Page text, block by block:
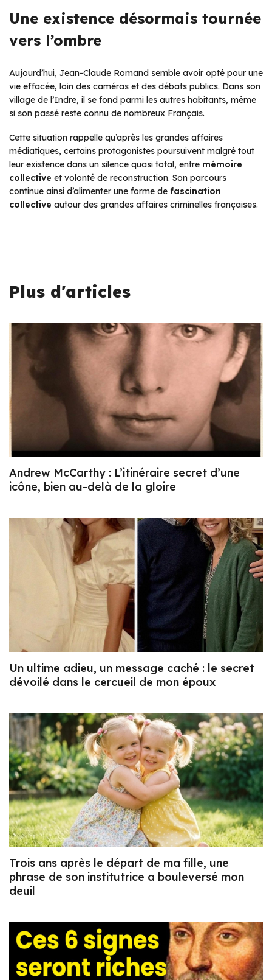
Une existence désormais tournée
vers l’ombre
Aujourd’hui, Jean-Claude Romand semble avoir opté pour une
vie effacée, loin des caméras et des débats publics. Dans son
village de l’Indre, il se fond parmi les autres habitants, même
si son passé reste connu de nombreux Français.
Cette situation rappelle qu’après les grandes affaires
médiatiques, certains protagonistes poursuivent malgré tout
leur existence dans un silence quasi total, entre mémoire
collective et volonté de reconstruction. Son parcours
continue ainsi d’alimenter une forme de fascination
collective autour des grandes affaires criminelles françaises.
Plus d'articles
Andrew McCarthy : L’itinéraire secret d’une
icône, bien au-delà de la gloire
Un ultime adieu, un message caché : le secret
dévoilé dans le cercueil de mon époux
Trois ans après le départ de ma fille, une
phrase de son institutrice a bouleversé mon
deuil